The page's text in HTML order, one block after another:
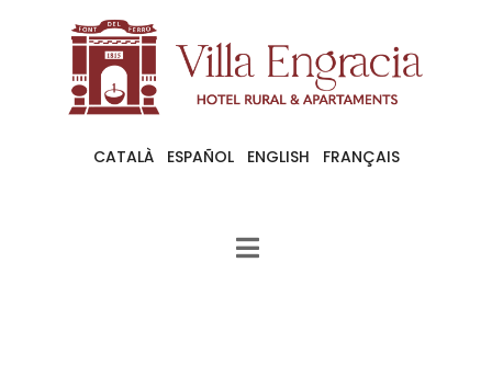
CATALÀ ESPAÑOL ENGLISH FRANÇAIS